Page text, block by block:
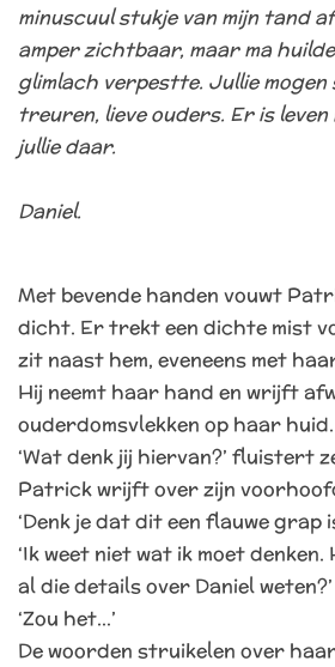
minuscuul stukje van mijn tand
amper zichtbaar, maar ma
glimlach verpestte. Jullie mogen
treuren, lieve ouders. Er is leven
jullie daar.
Daniel.
Met bevende handen vouwt
dicht. Er trekt een dichte mist
zit naast hem, eveneens met
Hij neemt haar hand en wrijft
ouderdomsvlekken op haar huid.
‘Wat denk jij hiervan?’ fluistert
Patrick wrijft over zijn
‘Denk je dat dit een flauwe grap
‘Ik weet niet wat ik moet denken.
al die details over Daniel weten?’
‘Zou het…’
De woorden struikelen over